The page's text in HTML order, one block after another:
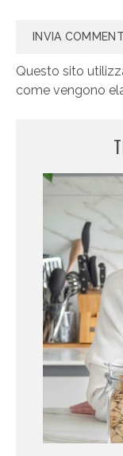
Questo sito
come vengono